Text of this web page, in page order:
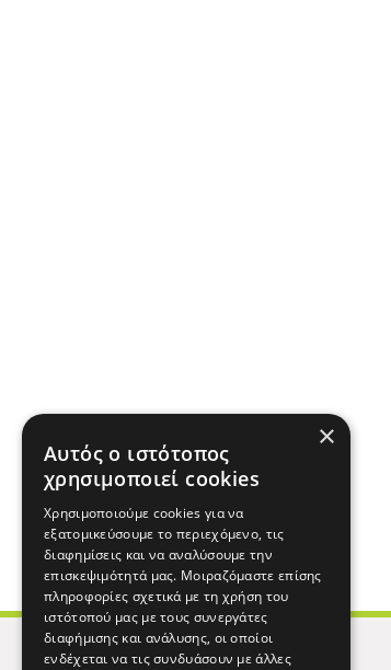
×
Αυτός ο ιστότοπος
χρησιμοποιεί cookies
Χρησιμοποιούμε cookies για να
εξατομικεύσουμε το περιεχόμενο, τις
διαφημίσεις και να αναλύσουμε την
επισκεψιμότητά μας. Μοιραζόμαστε επίσης
πληροφορίες σχετικά με τη χρήση του
ιστότοπού μας με τους συνεργάτες
διαφήμισης και ανάλυσης, οι οποίοι
ενδέχεται να τις συνδυάσουν με άλλες